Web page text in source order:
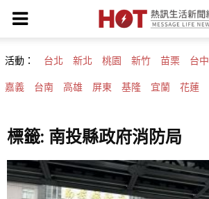
活動： 台北 新北 桃園 新竹 苗栗 台中
嘉義 台南 高雄 屏東 基隆 宜蘭 花蓮
標籤: 南投縣政府消防局